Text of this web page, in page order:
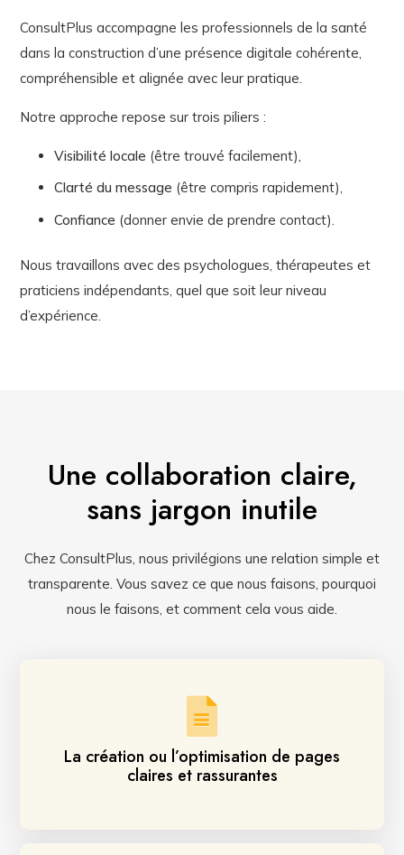
ConsultPlus accompagne les professionnels de la santé
dans la construction d’une présence digitale cohérente,
compréhensible et alignée avec leur pratique.
Notre approche repose sur trois piliers :
Visibilité locale (être trouvé facilement),
Clarté du message (être compris rapidement),
Confiance (donner envie de prendre contact).
Nous travaillons avec des psychologues, thérapeutes et
praticiens indépendants, quel que soit leur niveau
d’expérience.
Une collaboration claire,
sans jargon inutile
Chez ConsultPlus, nous privilégions une relation simple et
transparente. Vous savez ce que nous faisons, pourquoi
nous le faisons, et comment cela vous aide.
La création ou l’optimisation de pages
claires et rassurantes